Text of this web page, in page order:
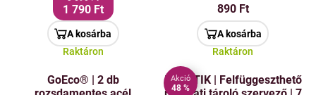
1 790 Ft
A kosárba
Raktáron
890 Ft
A kosárba
Raktáron
GoEco® | 2 db
Akció
48 %
PRAKTIK | Felfüggeszthető